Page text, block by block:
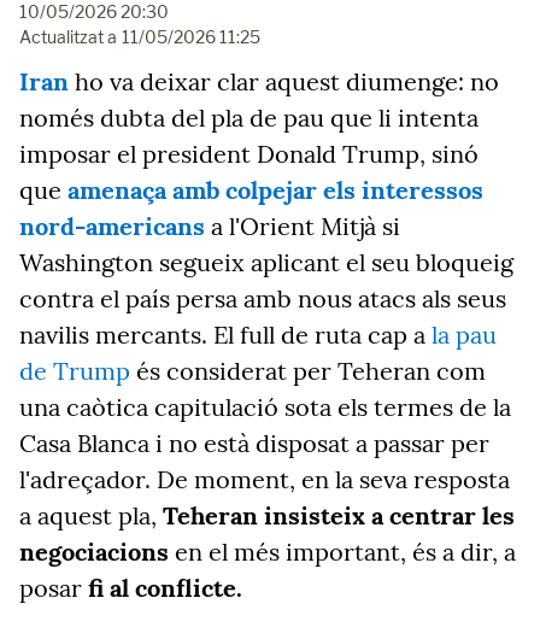
10/05/2026 20:30
Actualitzat a 11/05/2026 11:25
Iran ho va deixar clar aquest diumenge: no
només dubta del pla de pau que li intenta
imposar el president Donald Trump, sinó
que amenaça amb colpejar els interessos
nord-americans a l'Orient Mitjà si
Washington segueix aplicant el seu bloqueig
contra el país persa amb nous atacs als seus
navilis mercants. El full de ruta cap a la pau
de Trump és considerat per Teheran com
una caòtica capitulació sota els termes de la
Casa Blanca i no està disposat a passar per
l'adreçador. De moment, en la seva resposta
a aquest pla, Teheran insisteix a centrar les
negociacions en el més important, és a dir, a
posar fi al conflicte.